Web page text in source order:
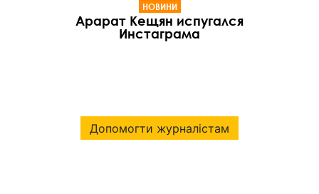
НОВИНИ
Арарат Кещян испугался
Инстаграма
Допомогти журналістам